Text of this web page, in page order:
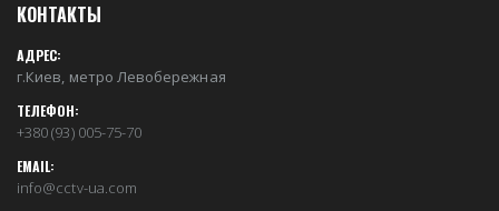
КОНТАКТЫ
АДРЕС:
г.Киев, метро Левобережная
ТЕЛЕФОН:
+380 (93) 005-75-70
EMAIL:
info@cctv-ua.com